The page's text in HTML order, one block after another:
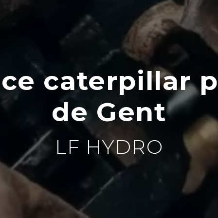
caterpillar
de Gent
LF HYDRO